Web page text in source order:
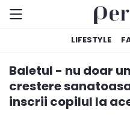
LIFESTYLE
Baletul - nu doar
crestere
inscrii copilul la